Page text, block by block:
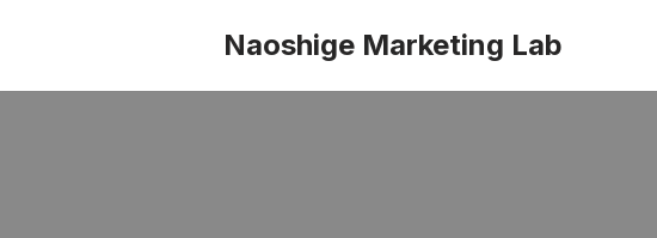
ン
Naoshige Marketing Lab